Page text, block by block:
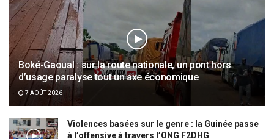
Boké-Gaoual : sur la route nationale, un pont hors
d’usage paralyse tout un axe économique
7 AOÛT 2026
Violences basées sur le genre : la Guinée passe
à l’offensive à travers l’ONG F2DHG